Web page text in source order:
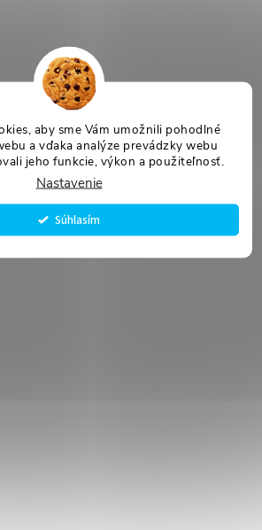
aby sme Vám umožnili pohodlné
a vďaka analýze prevádzky webu
jeho funkcie, výkon a použiteľnosť.
Nastavenie
Súhlasím